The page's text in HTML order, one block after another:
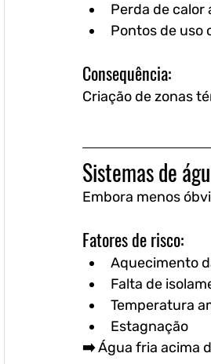
Perda de calor
Pontos de uso
Consequência:
Criação de zonas
Sistemas de
Embora menos
Fatores de risco:
Aquecimento
Falta de
Temperatura
Estagnação
➡️ Água fria acima